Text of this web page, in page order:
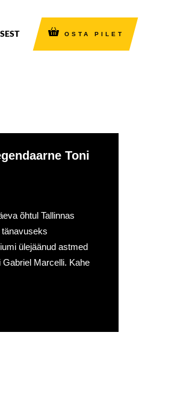
OSTA PILET
Toni
õhtul Tallinnas
tänavuseks
ülejäänud astmed
Marcelli. Kahe